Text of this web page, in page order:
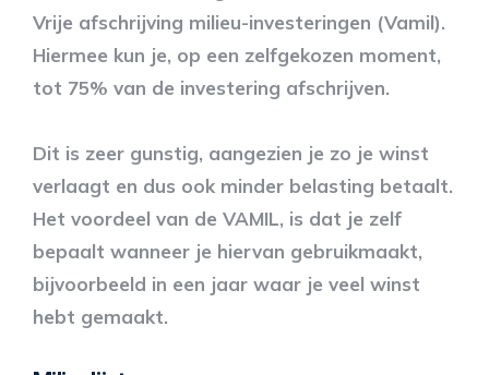
Vrije afschrijving milieu-investeringen (Vamil).
Hiermee kun je, op een zelfgekozen moment,
tot 75% van de investering afschrijven.
Dit is zeer gunstig, aangezien je zo je winst
verlaagt en dus ook minder belasting betaalt.
Het voordeel van de VAMIL, is dat je zelf
bepaalt wanneer je hiervan gebruikmaakt,
bijvoorbeeld in een jaar waar je veel winst
hebt gemaakt.